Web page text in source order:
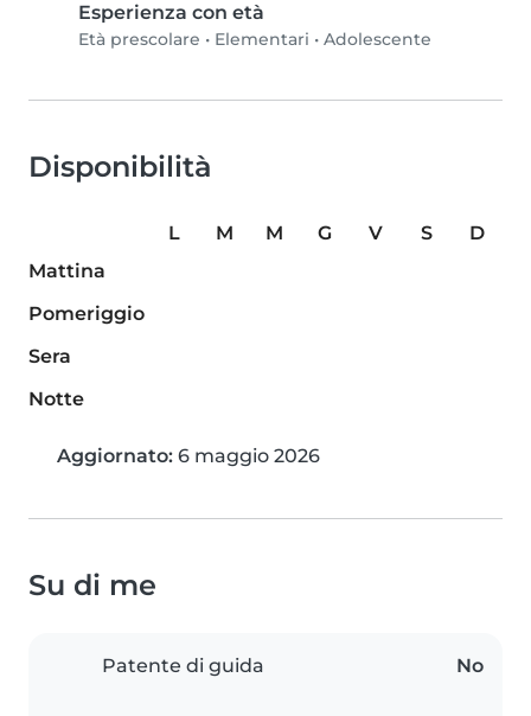
Esperienza con età
Età prescolare • Elementari • Adolescente
Disponibilità
L M M G V S
D
Mattina
Pomeriggio
Sera
Notte
Aggiornato: 6 maggio 2026
Su di me
Patente di guida No